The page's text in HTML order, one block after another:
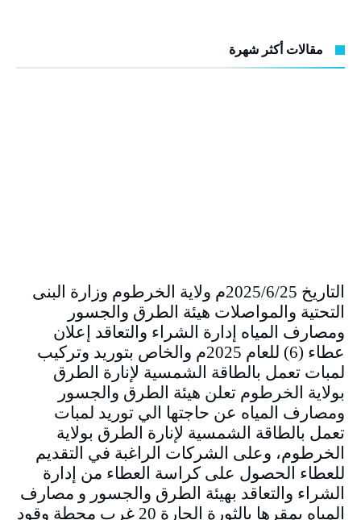
مقالات أكثر شهرة
التاريخ 2025/6/25م ولاية الخرطوم وزارة البنى
التحتية والمواصلات هيئة الطرق والجسور
ومصارف المياه إدارة الشراء والتعاقد إعلان
عطاء (6) للعام 2025م والخاص بتوريد وتركيب
لمبات تعمل بالطاقة الشمسية لإنارة الطرق
بولاية الخرطوم تعلن هيئة الطرق والجسور
ومصارف المياه عن حاجتها الي توريد لمبات
تعمل بالطاقة الشمسية لإنارة الطرق بولاية
الخرطوم، وعلى الشركات الراغبة في التقديم
للعطاء الحصول على كراسة العطاء من إدارة
الشراء والتعاقد بهيئة الطرق والجسور و مصارف
المياه بمقرها بالثورة الحارة 20 غرب محطة وقود